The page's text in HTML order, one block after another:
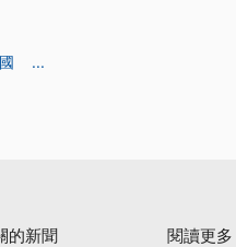
...
的新聞 閱讀更多